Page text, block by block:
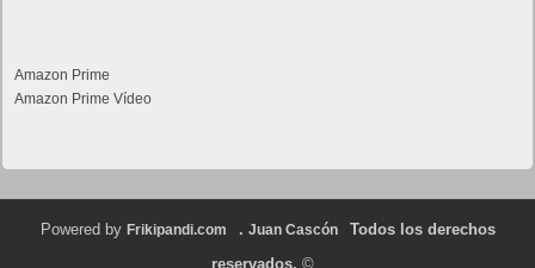
Amazon Prime
Amazon Prime Vídeo
Powered by Frikipandi.com . Juan Cascón
Todos los derechos
reservados. ©